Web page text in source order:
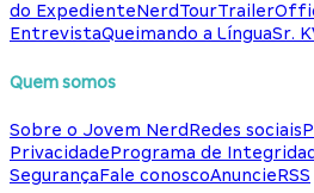
do ExpedienteNerdTour
EntrevistaQueimando a LínguaSr. K
Quem somos
Sobre o Jovem NerdRedes sociais
PrivacidadePrograma de
SegurançaFale conoscoAnuncieRSS